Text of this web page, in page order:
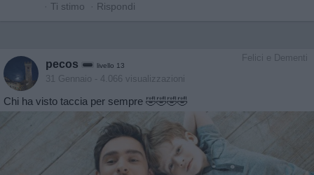
· Ti stimo · Rispondi
Felici e Dementi
pecos livello 13
31 Gennaio - 4.066 visualizzazioni
Chi ha visto taccia per sempre 🤣🤣🤣🤣